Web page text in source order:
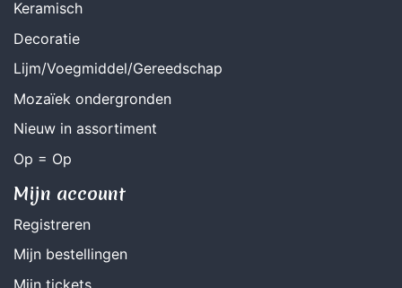
Keramisch
Decoratie
Lijm/Voegmiddel/Gereedschap
Mozaïek ondergronden
Nieuw in assortiment
Op = Op
Mijn account
Registreren
Mijn bestellingen
Mijn tickets